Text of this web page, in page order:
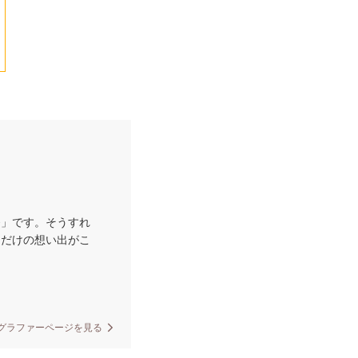
です。そうすれ
けの想い出がこ
ラファーページを見る